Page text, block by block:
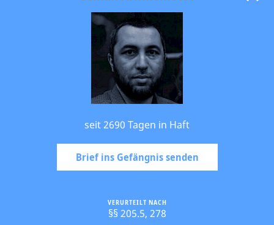
seit 2690 Tagen in Haft
Brief ins Gefängnis senden
VERURTEILT NACH
§§ 205.5, 278